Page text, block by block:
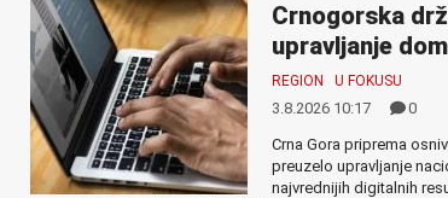
Crnogorska
upravljanje
REGION U FOKUSU
3.8.2026 10:17
0
Crna Gora priprema
preuzelo upravljanje
najvrednijih digitalnih